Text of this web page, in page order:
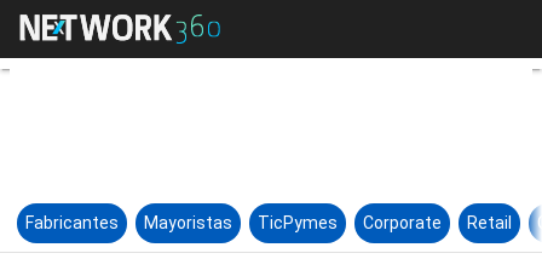
Bruselas paraliza las
Fabricantes Mayoristas TicPymes Corporate Retail